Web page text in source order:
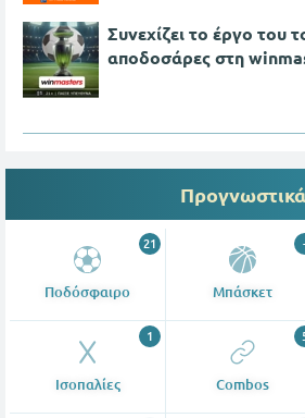
Συνεχίζει το έργο του
αποδοσάρες στη
Προγνωστικά
Ποδόσφαιρο
21
Μπάσκετ
Ισοπαλίες
1
Combos